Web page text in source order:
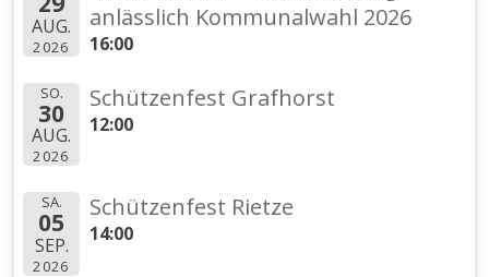
AUG.
2026
anlässlich Kommunalwahl 2026
16:00
SO.
30
AUG.
2026
Schützenfest Grafhorst
12:00
SA.
05
SEP.
2026
Schützenfest Rietze
14:00